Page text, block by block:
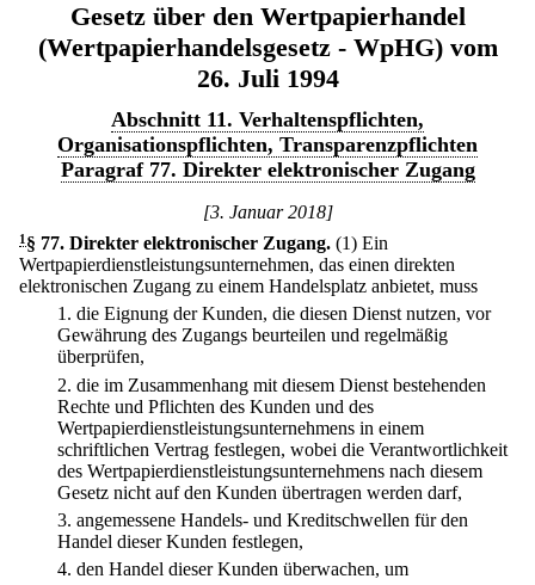
Gesetz über den Wertpapierhandel
(Wertpapierhandelsgesetz - WpHG) vom
26. Juli 1994
Abschnitt 11. Verhaltenspflichten,
Organisationspflichten, Transparenzpflichten
Paragraf 77. Direkter elektronischer Zugang
[3. Januar 2018]
1 § 77. Direkter elektronischer Zugang. (1) Ein
Wertpapierdienstleistungsunternehmen, das einen direkten
elektronischen Zugang zu einem Handelsplatz anbietet, muss
1. die Eignung der Kunden, die diesen Dienst nutzen, vor
Gewährung des Zugangs beurteilen und regelmäßig
überprüfen,
2. die im Zusammenhang mit diesem Dienst bestehenden
Rechte und Pflichten des Kunden und des
Wertpapierdienstleistungsunternehmens in einem
schriftlichen Vertrag festlegen, wobei die Verantwortlichkeit
des Wertpapierdienstleistungsunternehmens nach diesem
Gesetz nicht auf den Kunden übertragen werden darf,
3. angemessene Handels- und Kreditschwellen für den
Handel dieser Kunden festlegen,
4. den Handel dieser Kunden überwachen, um